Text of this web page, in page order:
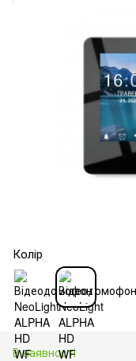
Колір
В наявності